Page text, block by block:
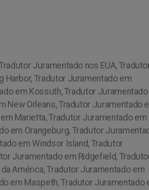
Juramentado nos EUA,
Harbor, Tradutor Juramentado em
em Kossuth, Tradutor
New Orleans, Tradutor Juramentado
Marietta, Tradutor Juramentado em
em Orangeburg, Tradutor
em Windsor Island, Tradutor
Juramentado em Ridgefield,
América, Tradutor Juramentado em
em Maspeth, Tradutor Juramentado